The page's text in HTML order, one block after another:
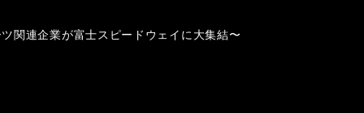
関連企業が富⼠スピードウェイに⼤集結〜